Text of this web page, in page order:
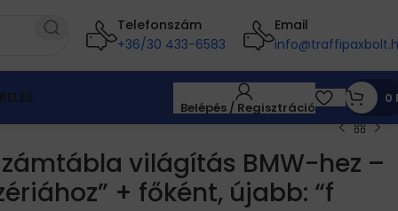
Telefonszám
+36/30 433-6583
Email
Belépés / Regisztráció
0
világítás BMW-hez –
+ főként, újabb: “f